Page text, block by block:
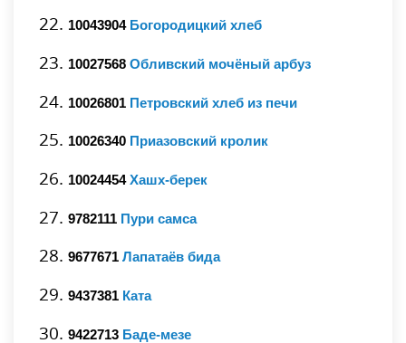
10043904 Богородицкий хлеб
10027568 Обливский мочёный арбуз
10026801 Петровский хлеб из печи
10026340 Приазовский кролик
10024454Хашх-берек
9782111 Пури самса
9677671 Лапатаёв бида
9437381 Ката
9422713 Баде-мезе